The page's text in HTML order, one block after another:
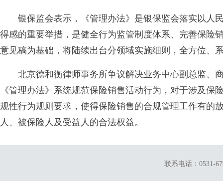
银保监会表示，《管理办法》是银保监会落实以人
得感的重要举措，是健全行为监管制度体系、完善保险
意见稿为基础，将陆续出台分领域实施细则，全方位、
北京德和衡律师事务所争议解决业务中心副总监、
《管理办法》系统规范保险销售活动行为，对于涉及保
规性行为规则要求，使得保险销售的合规管理工作有的
人、被保险人及受益人的合法权益。
联系电话：0531-